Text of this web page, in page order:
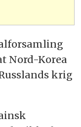
Nord-Korea
krig